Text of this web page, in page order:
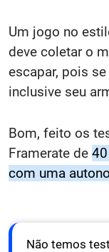
Um jogo no
deve coletar o
escapar, pois
inclusive seu
Bom, feito os
Framerate de
com uma
Não temos